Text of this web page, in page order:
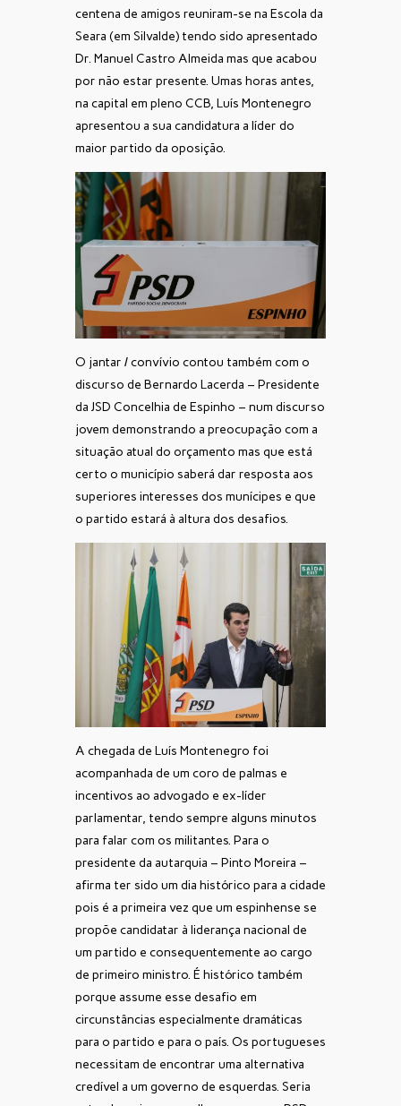
centena de amigos reuniram-se na Escola da
Seara (em Silvalde) tendo sido apresentado
Dr. Manuel Castro Almeida mas que acabou
por não estar presente. Umas horas antes,
na capital em pleno CCB, Luís Montenegro
apresentou a sua candidatura a líder do
maior partido da oposição.
O jantar / convívio contou também com o
discurso de Bernardo Lacerda – Presidente
da JSD Concelhia de Espinho – num discurso
jovem demonstrando a preocupação com a
situação atual do orçamento mas que está
certo o município saberá dar resposta aos
superiores interesses dos munícipes e que
o partido estará à altura dos desafios.
A chegada de Luís Montenegro foi
acompanhada de um coro de palmas e
incentivos ao advogado e ex-líder
parlamentar, tendo sempre alguns minutos
para falar com os militantes. Para o
presidente da autarquia – Pinto Moreira –
afirma ter sido um dia histórico para a cidade
pois é a primeira vez que um espinhense se
propõe candidatar à liderança nacional de
um partido e consequentemente ao cargo
de primeiro ministro. É histórico também
porque assume esse desafio em
circunstâncias especialmente dramáticas
para o partido e para o país. Os portugueses
necessitam de encontrar uma alternativa
credível a um governo de esquerdas. Seria